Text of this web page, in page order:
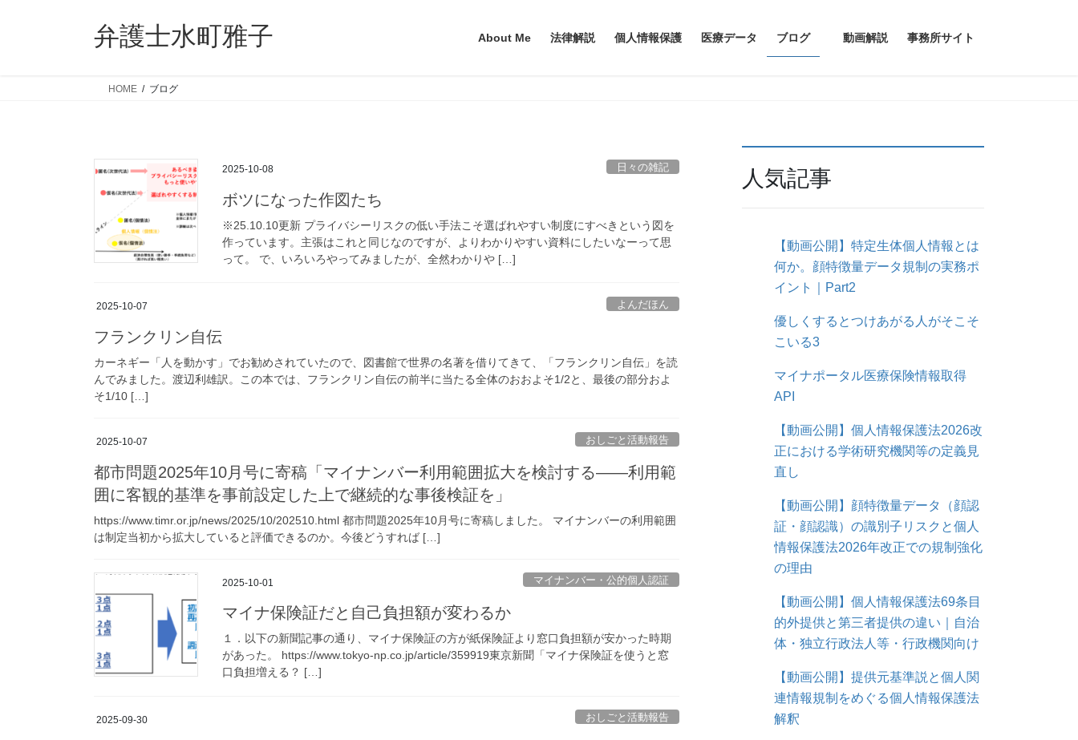
弁護士水町雅子 About Me 法律解説 個人情報保護 医療データ ブログ 動画解説 事務所サイト
HOME ブログ
2025-10-08 日々の雑記
ボツになった作図たち
※25.10.10更新 プライバシーリスクの低い手法こそ選ばれやすい制度にすべきという図を
作っています。主張はこれと同じなのですが、よりわかりやすい資料にしたいなーって思
って。 で、いろいろやってみましたが、全然わかりや […]
2025-10-07 よんだほん
フランクリン自伝
カーネギー「人を動かす」でお勧めされていたので、図書館で世界の名著を借りてきて、「フランクリン自伝」を読
んでみました。渡辺利雄訳。この本では、フランクリン自伝の前半に当たる全体のおおよそ1/2と、最後の部分およ
そ1/10 […]
2025-10-07 おしごと活動報告
都市問題2025年10月号に寄稿「マイナンバー利用範囲拡大を検討する――利用範
囲に客観的基準を事前設定した上で継続的な事後検証を」
https://www.timr.or.jp/news/2025/10/202510.html 都市問題2025年10月号に寄稿しました。 マイナンバーの利用範囲
は制定当初から拡大していると評価できるのか。今後どうすれば […]
2025-10-01 マイナンバー・公的個人認証
マイナ保険証だと自己負担額が変わるか
１．以下の新聞記事の通り、マイナ保険証の方が紙保険証より窓口負担額が安かった時期
があった。 https://www.tokyo-np.co.jp/article/359919東京新聞「マイナ保険証を使うと窓
口負担増える？ […]
2025-09-30 おしごと活動報告
人気記事
【動画公開】特定生体個人情報とは
何か。顔特徴量データ規制の実務ポ
イント｜Part2
優しくするとつけあがる人がそこそ
こいる3
マイナポータル医療保険情報取得
API
【動画公開】個人情報保護法2026改
正における学術研究機関等の定義見
直し
【動画公開】顔特徴量データ（顔認
証・顔認識）の識別子リスクと個人
情報保護法2026年改正での規制強化
の理由
【動画公開】個人情報保護法69条目
的外提供と第三者提供の違い｜自治
体・独立行政法人等・行政機関向け
【動画公開】提供元基準説と個人関
連情報規制をめぐる個人情報保護法
解釈